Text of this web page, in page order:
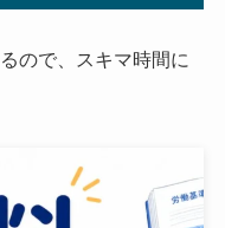
ので、スキマ時間に